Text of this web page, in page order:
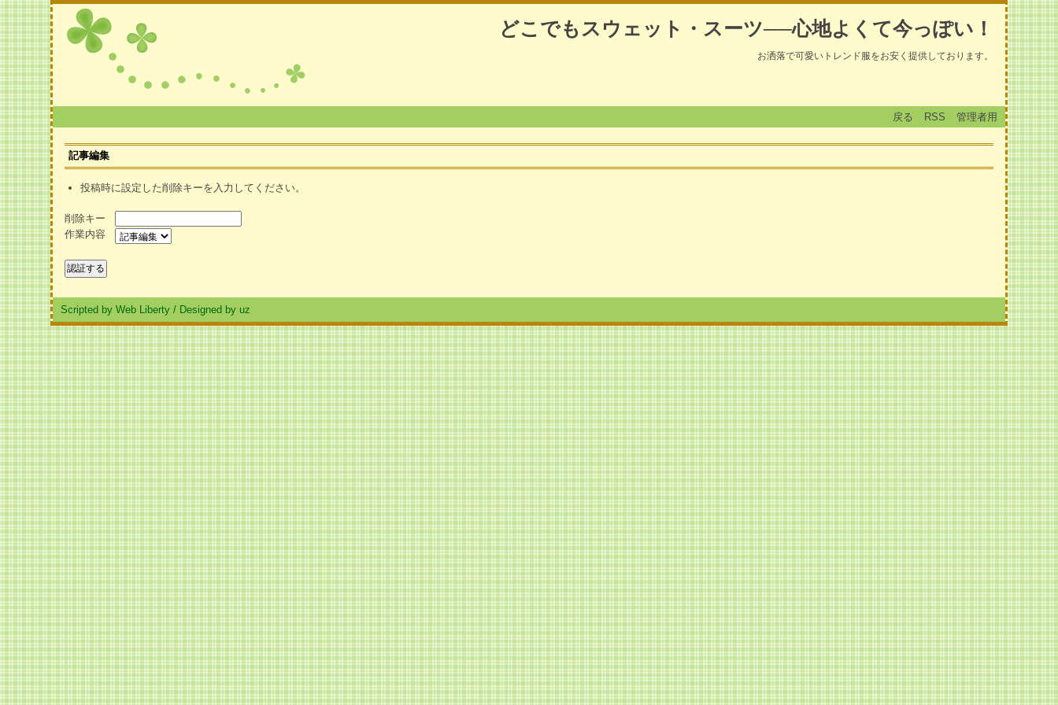
どこでもスウェット・スーツ──心地よくて今っぽい！
お洒落で可愛いトレンド服をお安く提供しております。
戻る RSS 管理者用
記事編集
投稿時に設定した削除キーを入力してください。
削除キー
作業内容
Scripted by Web Liberty / Designed by uz